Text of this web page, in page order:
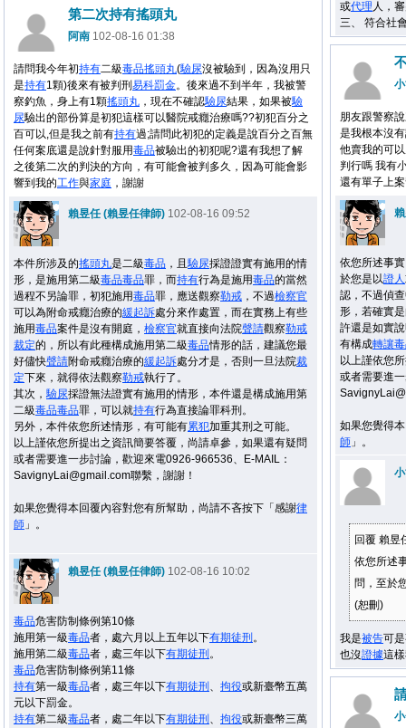
或代理 人，
三、 符合社
第二次持有搖頭丸
阿南 102-08-16 01:38
請問我今年初持有二級毒品搖頭丸(驗尿沒被驗到，因為沒用只
是持有1顆)後來有被判刑 易科罰金。後來過不到半年，我被警
察釣魚，身上有1顆搖頭丸 ，現在不確認驗尿結果，如果被驗
尿驗出的部份算是初犯這樣可以醫院戒癮治療嗎??初犯百分之
百可以,但是我之前有持有過;請問此初犯的定義是說百分之百無
任何案底還是說針對服用毒品被驗出的初犯呢?還有我想了解
之後第二次的判決的方向，有可能會被判多久，因為可能會影
響到我的工作與家庭 ，謝謝
賴昱任 (賴昱任律師) 102-08-16 09:52
本件所涉及的搖頭丸是二級毒品 ，且驗尿採證證實有施用的情
形，是施用第二級毒品毒品罪，而持有行為是施用毒品的當然
過程不另論罪，初犯施用毒品罪，應送觀察勒戒 ，不過檢察官
可以為附命戒癮治療的緩起訴處分來作處置，而在實務上有些
施用毒品案件是沒有開庭， 檢察官就直接向法院聲請觀察勒戒
裁定的，所以有此種構成施用第二級毒品情形的話，建議您最
好儘快聲請附命戒癮治療的緩起訴處分才是，否則一旦法院裁
定下來，就得依法觀察勒戒執行了。
其次，驗尿採證無法證實有施用的情形，本件還是構成施用第
二級毒品毒品罪，可以就持有行為直接論罪科刑。
另外，本件依您所述情形，有可能有累犯加重其刑之可能。
以上謹依您所提出之資訊簡要答覆，尚請卓參，如果還有疑問
或者需要進一步討論，歡迎來電0926-966536、E-MAIL：
SavignyLai@gmail.com聯繫，謝謝！
如果您覺得本回覆內容對您有所幫助，尚請不吝按下「感謝律
師 」。
賴昱任 (賴昱任律師) 102-08-16 10:02
毒品危害防制條例第10條
施用第一級毒品者，處六月以上五年以下有期徒刑 。
施用第二級毒品者，處三年以下有期徒刑 。
毒品危害防制條例第11條
持有第一級毒品者，處三年以下有期徒刑 、 拘役或新臺幣五萬
元以下罰金。
持有第二級毒品者，處二年以下有期徒刑 、 拘役或新臺幣三萬
朋友跟警察
是我根本沒
他賣我的可
判行嗎 我有
還有單子上
依您所述事
於您是以證人
認，不過偵
形，若確實
許還是如實
有構成轉讓
以上謹依您
或者需要進
如果您覺得
師 」。
回覆 賴昱
依您所述
問，至於
(恕刪)
我是被告可
也沒證據這